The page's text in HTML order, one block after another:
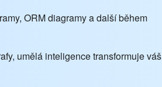
ORM diagramy a další během
umělá inteligence transformuje váš